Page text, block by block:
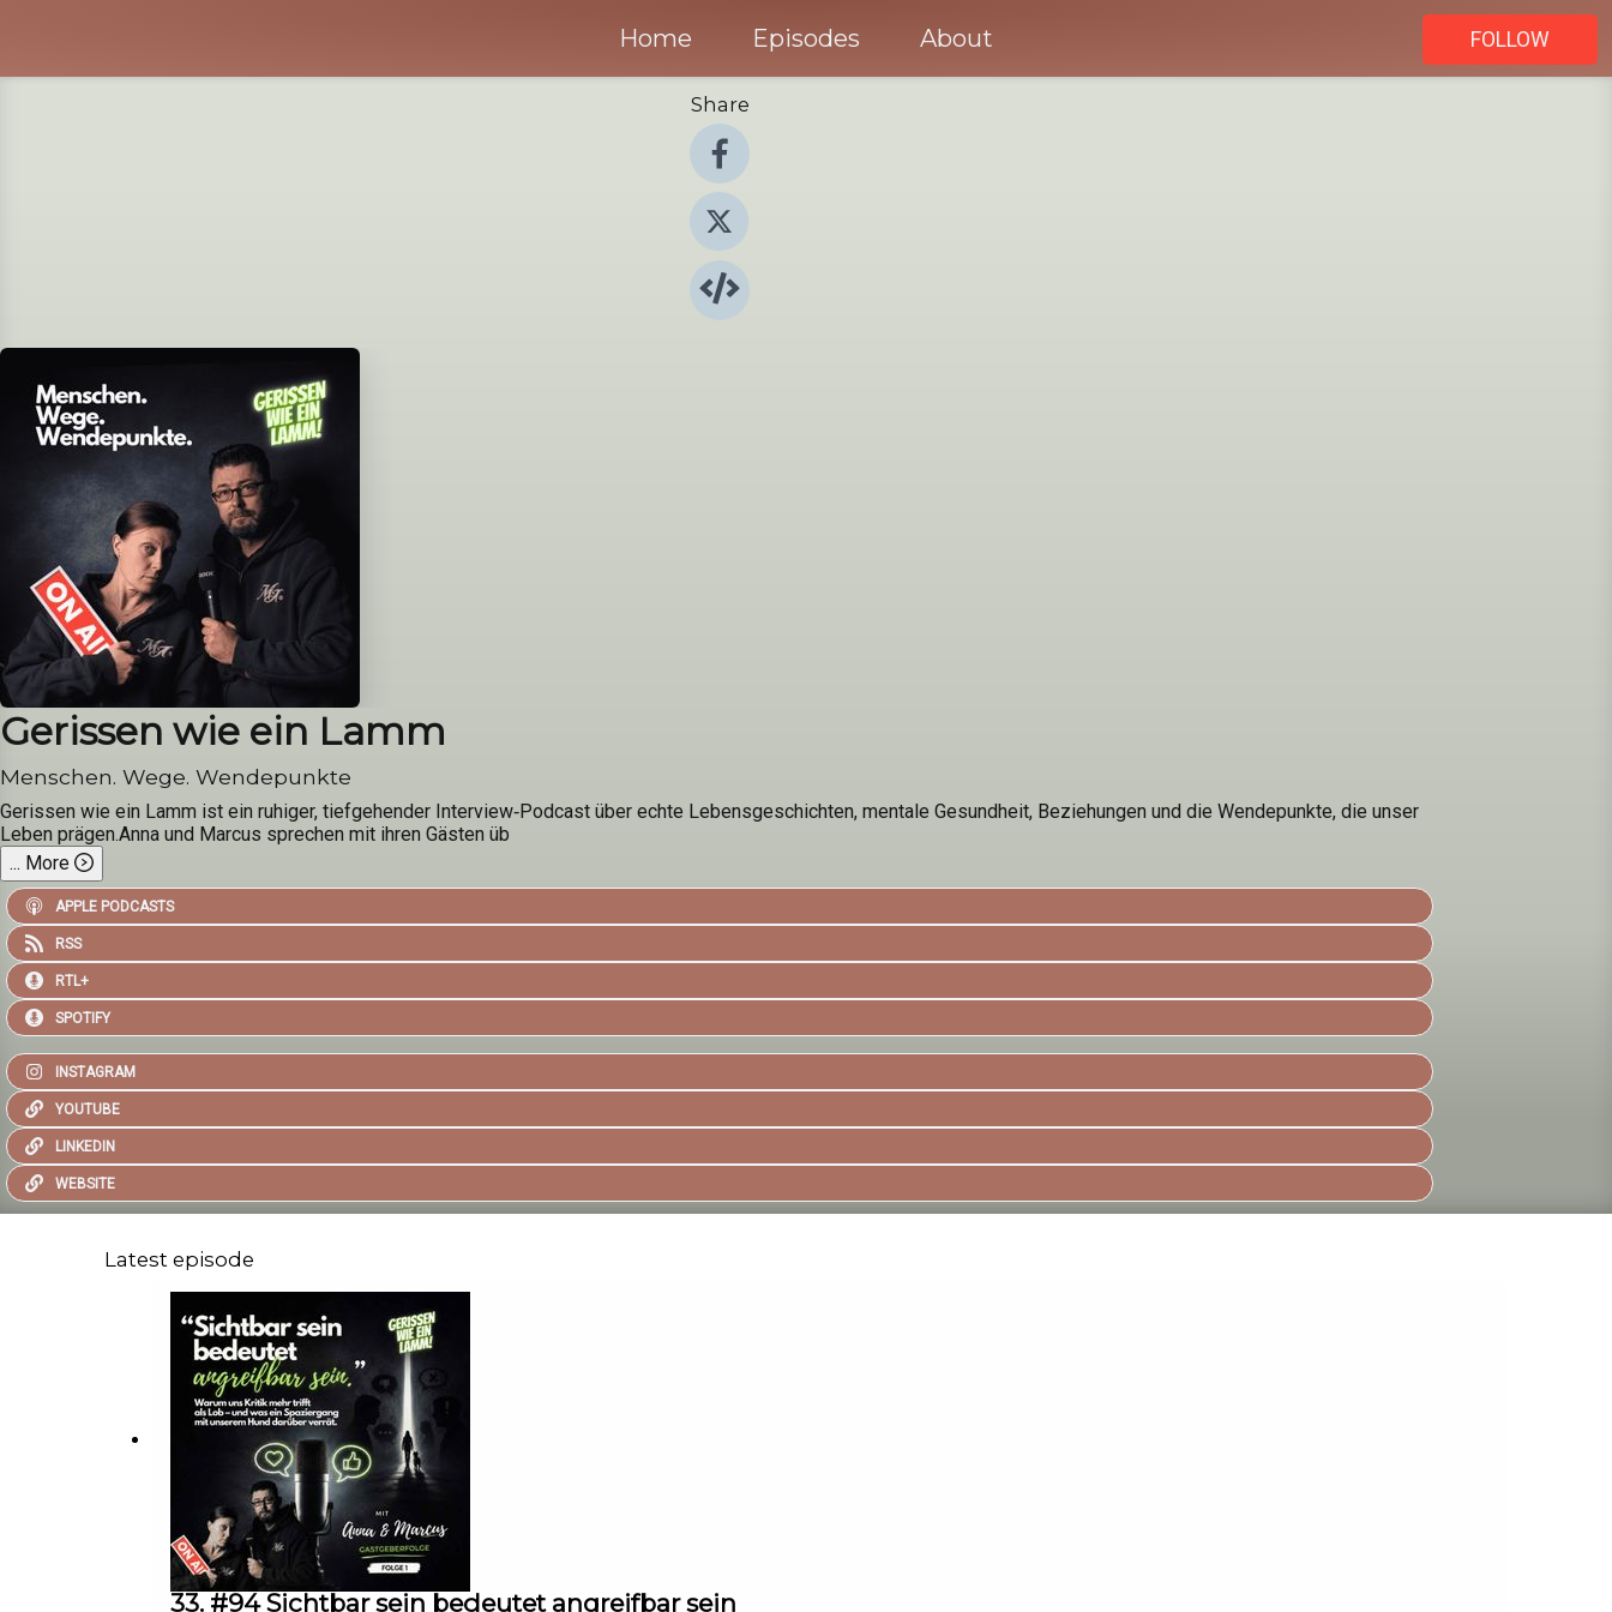
Home Episodes About FOLLOW
Share
Gerissen wie ein Lamm
Menschen. Wege. Wendepunkte
Gerissen wie ein Lamm ist ein ruhiger, tiefgehender Interview‑Podcast über echte Lebensgeschichten, mentale Gesundheit, Beziehungen und die Wendepunkte, die unser
Leben prägen.Anna und Marcus sprechen mit ihren Gästen üb
... More
APPLE PODCASTS
RSS
RTL+
SPOTIFY
INSTAGRAM
YOUTUBE
LINKEDIN
WEBSITE
Latest episode
33. #94 Sichtbar sein bedeutet angreifbar sein